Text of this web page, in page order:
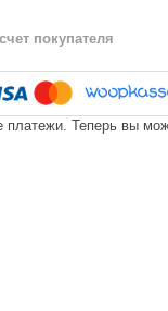
покупателя
Теперь вы